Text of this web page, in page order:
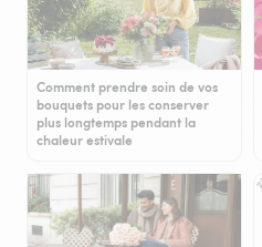
Comment prendre soin de vos
bouquets pour les conserver
plus longtemps pendant la
chaleur estivale